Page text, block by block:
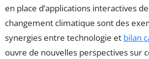
en place d’applications interactives
changement climatique sont des
synergies entre technologie et bilan
ouvre de nouvelles perspectives sur